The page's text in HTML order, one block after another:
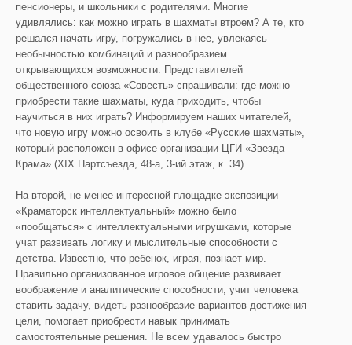
пенсионеры, и школьники с родителями. Многие
удивлялись: как можно играть в шахматы втроем? А те, кто
решался начать игру, погружались в нее, увлекаясь
необычностью комбинаций и разнообразием
открывающихся возможности. Представителей
общественного союза «Совесть» спрашивали: где можно
приобрести такие шахматы, куда приходить, чтобы
научиться в них играть? Информируем наших читателей,
что новую игру можно освоить в клубе «Русские шахматы»,
который расположен в офисе организации ЦГИ «Звезда
Крама» (XIX Партсъезда, 48-а, 3-ий этаж, к. 34).
На второй, не менее интересной площадке экспозиции
«Краматорск интеллектуальный» можно было
«пообщаться» с интеллектуальными игрушками, которые
учат развивать логику и мыслительные способности с
детства. Известно, что ребенок, играя, познает мир.
Правильно организованное игровое общение развивает
воображение и аналитические способности, учит человека
ставить задачу, видеть разнообразие вариантов достижения
цели, помогает приобрести навык принимать
самостоятельные решения. Не всем удавалось быстро